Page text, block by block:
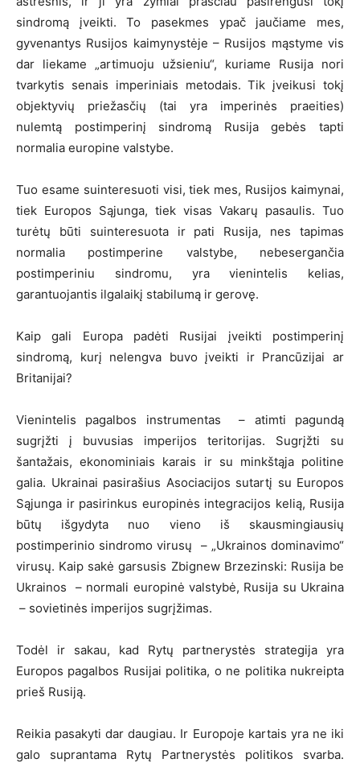
sindromą įveikti. To pasekmes ypač jaučiame mes,
gyvenantys Rusijos kaimynystėje – Rusijos mąstyme vis
dar liekame „artimuoju užsieniu“, kuriame Rusija nori
tvarkytis senais imperiniais metodais. Tik įveikusi tokį
objektyvių priežasčių (tai yra imperinės praeities)
nulemtą postimperinį sindromą Rusija gebės tapti
normalia europine valstybe.
Tuo esame suinteresuoti visi, tiek mes, Rusijos kaimynai,
tiek Europos Sąjunga, tiek visas Vakarų pasaulis. Tuo
turėtų būti suinteresuota ir pati Rusija, nes tapimas
normalia postimperine valstybe, nebesergančia
postimperiniu sindromu, yra vienintelis kelias,
garantuojantis ilgalaikį stabilumą ir gerovę.
Kaip gali Europa padėti Rusijai įveikti postimperinį
sindromą, kurį nelengva buvo įveikti ir Prancūzijai ar
Britanijai?
Vienintelis pagalbos instrumentas – atimti pagundą
sugrįžti į buvusias imperijos teritorijas. Sugrįžti su
šantažais, ekonominiais karais ir su minkštąja politine
galia. Ukrainai pasirašius Asociacijos sutartį su Europos
Sąjunga ir pasirinkus europinės integracijos kelią, Rusija
būtų išgydyta nuo vieno iš skausmingiausių
postimperinio sindromo virusų – „Ukrainos dominavimo“
virusų. Kaip sakė garsusis Zbignew Brzezinski: Rusija be
Ukrainos – normali europinė valstybė, Rusija su Ukraina
– sovietinės imperijos sugrįžimas.
Todėl ir sakau, kad Rytų partnerystės strategija yra
Europos pagalbos Rusijai politika, o ne politika nukreipta
prieš Rusiją.
Reikia pasakyti dar daugiau. Ir Europoje kartais yra ne iki
galo suprantama Rytų Partnerystės politikos svarba.